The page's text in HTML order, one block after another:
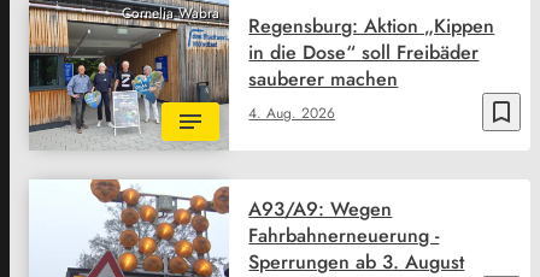
Cornelia Wabra
bookmark_border
4. Aug. 2026
Regensburg: Aktion „Kippen
in die Dose“ soll Freibäder
sauberer machen
A93/A9: Wegen
Fahrbahnerneuerung -
Sperrungen ab 3. August